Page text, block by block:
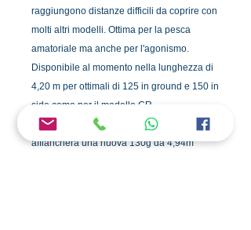
raggiungono distanze difficili da coprire con
molti altri modelli. Ottima per la pesca
amatoriale ma anche per l'agonismo.
Disponibile al momento nella lunghezza di
4,20 m per ottimali di 125 in ground e 150 in
side come per il modello CR.
Da maggio 2017 ai modelli precedenti si
affiancherà una nuova 130g da 4,94m